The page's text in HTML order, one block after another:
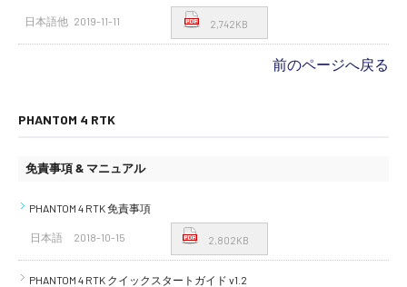
日本語他 2019-11-11 2,742KB
前のページへ戻る
PHANTOM 4 RTK
免責事項 & マニュアル
PHANTOM 4 RTK 免責事項
日本語 2018-10-15 2,802KB
PHANTOM 4 RTK クイックスタートガイド v1.2